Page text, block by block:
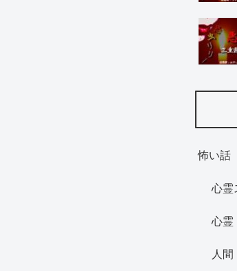
怖い話
心霊
心霊
人間